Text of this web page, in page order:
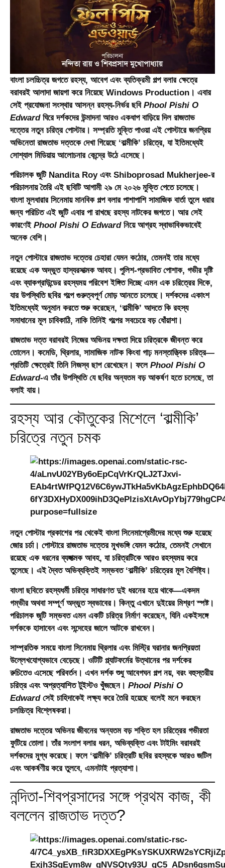
বাংলা চলচ্চিত্র জগতে রহস্য, আবেগ এবং ব্যতিক্রমী গল্প বলার ক্ষেত্রে
বরাবরই আলাদা জায়গা করে নিয়েছে Windows Production । এবার
সেই প্রযোজনা সংস্থার আসন্ন রহস্য-নির্ভর ছবি Phool Pishi O
Edwardঘিরে দর্শকদের উন্মাদনা আরও একধাপ বাড়িয়ে দিল রাজতাভ
দত্তের নতুন চরিত্র পোস্টার। সম্প্রতি মুক্তি পাওয়া এই পোস্টারে জনপ্রিয়
অভিনেতা রাজতাভ দত্তকে দেখা গিয়েছে ‘বাল্মীকি’ চরিত্রে, যা ইতিমধ্যেই
সোশ্যাল মিডিয়ায় আলোচনার কেন্দ্রে উঠে এসেছে।
পরিচালক জুটি Nandita Roy এবং Shiboprosad Mukherjee-র
পরিচালনায় তৈরি এই ছবিটি আগামী ২৯ মে ২০২৬ মুক্তি পেতে চলেছে।
বাংলা মূলধারার সিনেমায় মানবিক গল্প বলার পাশাপাশি সামাজিক বার্তা তুলে ধরার
জন্য পরিচিত এই জুটি এবার পা রাখছে রহস্য নাটকের জগতে। আর সেই
কারণেই Phool Pishi O Edwardনিয়ে আগ্রহ স্বাভাবিকভাবেই
অনেক বেশি।
নতুন পোস্টারে রাজতাভ দত্তের চেহারা যেমন কঠোর, তেমনই তার মধ্যে
রয়েছে এক অদ্ভুত হাস্যরসাত্মক আবহ। পুলিশ-প্রভাবিত পোশাক, গভীর দৃষ্টি
এবং ব্যাকগ্রাউন্ডের রহস্যময় পরিবেশ ইঙ্গিত দিচ্ছে এমন এক চরিত্রের দিকে,
যার উপস্থিতি ছবির গল্পে গুরুত্বপূর্ণ মোড় আনতে চলেছে। দর্শকদের একাংশ
ইতিমধ্যেই অনুমান করতে শুরু করেছেন, ‘বাল্মীকি’ আদতে কি রহস্য
সমাধানের মূল চাবিকাঠি, নাকি তিনিই গল্পের সবচেয়ে বড় ধোঁয়াশা।
রাজতাভ দত্ত বরাবরই নিজের অভিনয় দক্ষতা দিয়ে চরিত্রকে জীবন্ত করে
তোলেন। কমেডি, থ্রিলার, সামাজিক নাটক কিংবা গাঢ় মনস্তাত্ত্বিক চরিত্র—
প্রতিটি ক্ষেত্রেই তিনি নিজস্ব ছাপ রেখেছেন। ফলে Phool Pishi O
Edward-এ তাঁর উপস্থিতি যে ছবির অন্যতম বড় আকর্ষণ হতে চলেছে, তা
বলাই যায়।
রহস্য আর কৌতুকের মিশেলে ‘বাল্মীকি’
চরিত্রে নতুন চমক
নতুন পোস্টার প্রকাশের পর থেকেই বাংলা সিনেমাপ্রেমীদের মধ্যে শুরু হয়েছে
জোর চর্চা। পোস্টারে রাজতাভ দত্তের মুখভঙ্গি যেমন কঠোর, তেমনই সেখানে
রয়েছে এক ধরনের ব্যঙ্গাত্মক আবহ, যা চরিত্রটিকে আরও রহস্যময় করে
তুলেছে। এই দ্বৈত অভিব্যক্তিই সম্ভবত ‘বাল্মীকি’ চরিত্রের মূল বৈশিষ্ট্য।
বাংলা ছবিতে রহস্যধর্মী চরিত্র সাধারণত দুই ধরনের হয়ে থাকে—একদম
গম্ভীর অথবা সম্পূর্ণ অদ্ভুত স্বভাবের। কিন্তু এখানে দুইয়ের মিশ্রণ স্পষ্ট।
পরিচালক জুটি সম্ভবত এমন একটি চরিত্র নির্মাণ করেছেন, যিনি একইসঙ্গে
দর্শককে হাসাবেন এবং সন্দেহের জালে আটকে রাখবেন।
সাম্প্রতিক সময়ে বাংলা সিনেমায় থ্রিলার এবং মিস্ট্রি ঘরানার জনপ্রিয়তা
উল্লেখযোগ্যভাবে বেড়েছে। ওটিটি প্ল্যাটফর্মের উত্থানের পর দর্শকের
রুচিতেও এসেছে পরিবর্তন। এখন দর্শক শুধু আবেগঘন গল্প নয়, বরং বহুস্তরীয়
চরিত্র এবং অপ্রত্যাশিত টুইস্টও খুঁজছেন। Phool Pishi O
Edwardসেই চাহিদাকেই লক্ষ্য করে তৈরি হয়েছে বলেই মনে করছেন
চলচ্চিত্র বিশ্লেষকরা।
রাজতাভ দত্তের অভিনয় জীবনের অন্যতম বড় শক্তি হল চরিত্রের গভীরতা
ফুটিয়ে তোলা। তাঁর সংলাপ বলার ধরন, অভিব্যক্তি এবং টাইমিং বরাবরই
দর্শকদের মুগ্ধ করেছে। ফলে ‘বাল্মীকি’ চরিত্রটি ছবির রহস্যকে আরও জটিল
এবং আকর্ষণীয় করে তুলবে, এমনটাই প্রত্যাশা।
নন্দিতা-শিবপ্রসাদের সঙ্গে প্রথম কাজ, কী
বললেন রাজতাভ দত্ত?